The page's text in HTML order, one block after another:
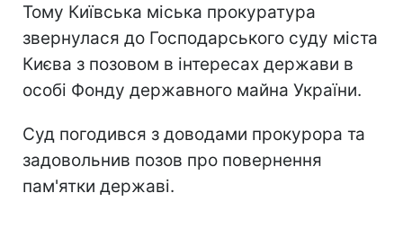
Тому Київська міська прокуратура
звернулася до Господарського суду міста
Києва з позовом в інтересах держави в
особі Фонду державного майна України.
Суд погодився з доводами прокурора та
задовольнив позов про повернення
пам'ятки державі.